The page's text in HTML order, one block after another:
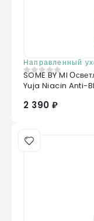
Направленный
0 из 5
SOME BY MI
Yuja Niacin Anti-
2 390 ₽